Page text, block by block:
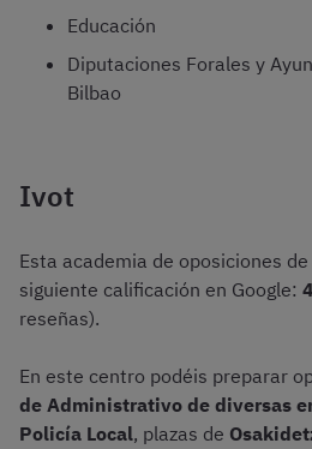
Educación
Diputaciones Forales y
Bilbao
Ivot
Esta academia de oposiciones
siguiente calificación en Google:
reseñas).
En este centro podéis preparar
de Administrativo de diversas
Policía Local, plazas de